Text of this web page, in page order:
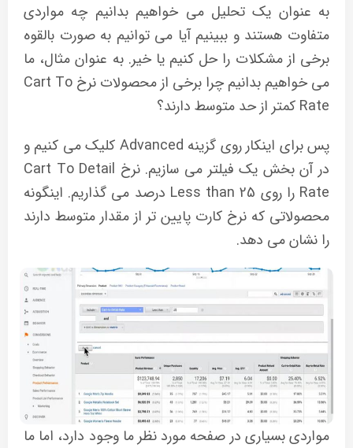
به عنوان یک تحلیل می خواهیم بدانیم چه مواردی
متفاوت هستند و ببینیم آیا می توانیم به صورت بالقوه
برخی از مشکلات را حل کنیم یا خیر. به عنوان مثال، ما
می خواهیم بدانیم چرا برخی از محصولات نرخ Cart To
Rate کمتر از حد متوسط دارند؟
پس برای اینکار روی گزینه Advanced کلیک می کنیم و
در آن بخش یک فیلتر می سازیم. نرخ Cart To Detail
Rate را روی Less than 25 درصد می گذاریم. اینگونه
محصولاتی که نرخ کارت پایین تر از مقدار متوسط دارند
را نشان می دهد.
مواردی بسیاری در صفحه مورد نظر ما وجود دارد، اما ما